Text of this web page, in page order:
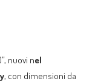
nuovi nel
, con dimensioni da